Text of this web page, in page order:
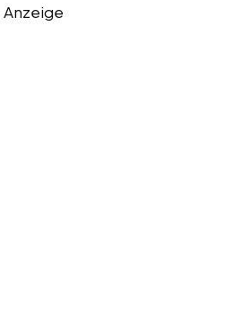
Anzeige